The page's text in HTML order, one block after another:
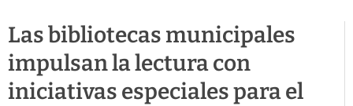
Las bibliotecas municipales
impulsan la lectura con
iniciativas especiales para el